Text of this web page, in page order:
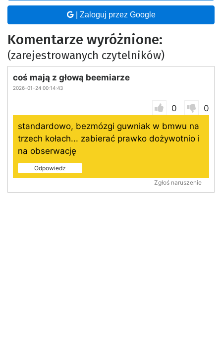
| Zaloguj przez Google
Komentarze wyróżnione:
(zarejestrowanych czytelników)
coś mają z głową beemiarze
2026-01-24 00:14:43
0
0
standardowo, bezmózgi guwniak w bmwu na
trzech kołach... zabierać prawko dożywotnio i
na obserwację
Odpowiedz
Zgłoś naruszenie